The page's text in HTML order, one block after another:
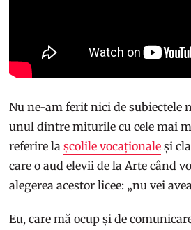
Nu ne-am ferit nici de subiectele
unul dintre miturile cu cele mai
referire lașcolile vocaționale și
care o aud elevii de la Arte când
alegerea acestor licee: „nu vei
Eu, care mă ocup și de